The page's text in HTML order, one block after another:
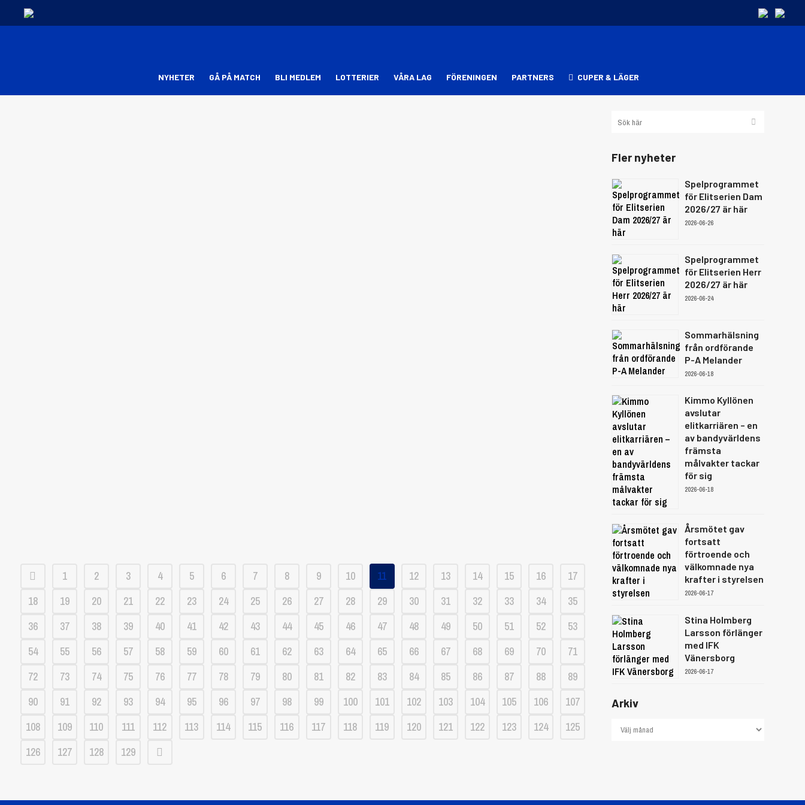
NYHETER GÅ PÅ MATCH BLI MEDLEM LOTTERIER VÅRA LAG FÖRENINGEN PARTNERS CUPER & LÄGER
1 2 3 4 5 6 7 8 9 10 11 12 13 14 15 16
17
18
19 20 21 22 23 24 25 26 27 28 29 30 31 32 33 34
35
36
37 38 39 40 41 42 43 44 45 46 47 48 49 50 51 52
53
54
55 56 57 58 59 60 61 62 63 64 65 66 67 68 69 70
71
72
73 74 75 76 77 78 79 80 81 82 83 84 85 86 87 88
89
90
91 92 93 94 95 96 97 98 99 100 101 102 103 104 105 106
107
108
109 110 111 112 113 114 115 116 117 118 119 120 121 122 123 124
125
126
127 128 129
Fler nyheter
Spelprogrammet
för Elitserien Dam
2026/27 är här
2026-06-26
Spelprogrammet
för Elitserien Herr
2026/27 är här
2026-06-24
Sommarhälsning
från ordförande
P-A Melander
2026-06-18
Kimmo Kyllönen
avslutar
elitkarriären – en
av bandyvärldens
främsta
målvakter tackar
för sig
2026-06-18
Årsmötet gav
fortsatt
förtroende och
välkomnade nya
krafter i styrelsen
2026-06-17
Stina Holmberg
Larsson förlänger
med IFK
Vänersborg
2026-06-17
Arkiv